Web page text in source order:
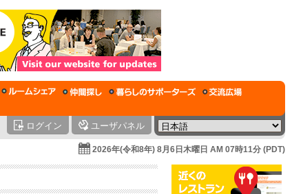
ログイン ユーザパネル
2026年(令和8年) 8月6日木曜日 AM 07時11分 (PDT)